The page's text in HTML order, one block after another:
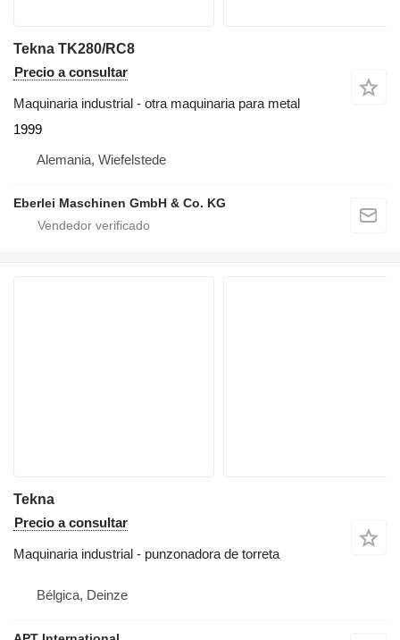
Tekna TK280/RC8
Precio a consultar
Maquinaria industrial - otra maquinaria para metal
1999
Alemania, Wiefelstede
Eberlei Maschinen GmbH & Co. KG
Tekna
Precio a consultar
Maquinaria industrial - punzonadora de torreta
Bélgica, Deinze